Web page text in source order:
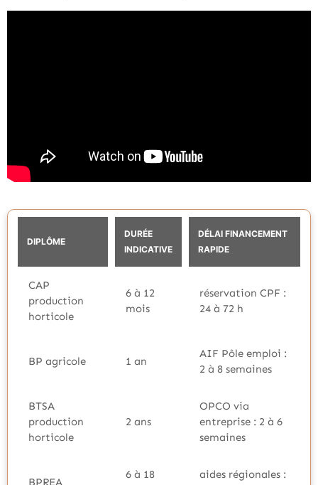
DIPLÔME
DURÉE
INDICATIVE
DÉLAI FINANCEMENT
RAPIDE
CAP
production
horticole
6 à 12
mois
réservation CPF :
24 à 72 h
BP agricole 1 an
AIF Pôle emploi :
2 à 8 semaines
BTSA
production
horticole
2 ans
OPCO via
entreprise : 2 à 6
semaines
BPREA
6 à 18
aides régionales :